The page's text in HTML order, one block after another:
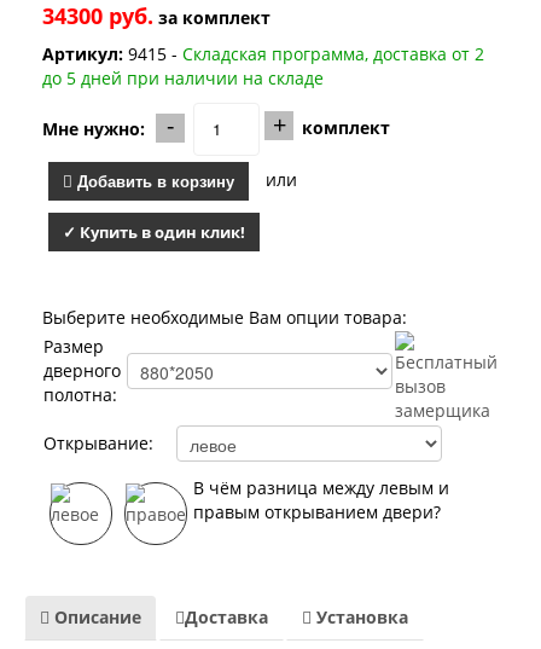
Лабиринт Классик Антик медный
Лабиринт Классик Шагрень
Лабиринт Кредор
Лабиринт Лаб Про
Лабиринт Лайн Вайт
Лабиринт Леолаб
Лабиринт Лондон
Лабиринт Лофт
Лабиринт Мегаполис
Лабиринт Норд Плюс
Лабиринт Пиано
Лабиринт Пиано Смарт 2.0
Лабиринт Платинум
Лабиринт Полярис лайт
Лабиринт Роял
Лабиринт Сильвер
Лабиринт Сияна
Лабиринт Скайлаб
Лабиринт Скандия
Лабиринт Смартлаб
Лабиринт Соналаб
Лабиринт Трендо
34300 руб. за комплект
Артикул: 9415 - Складская программа, доставка от 2
до 5 дней при наличии на складе
Мне нужно: - + комплект
Добавить в корзину или
✓ Купить в один клик!
Выберите необходимые Вам опции товара:
Размер
дверного
полотна:
Открывание:
В чём разница между левым и
правым открыванием двери?
Описание Доставка
Установка